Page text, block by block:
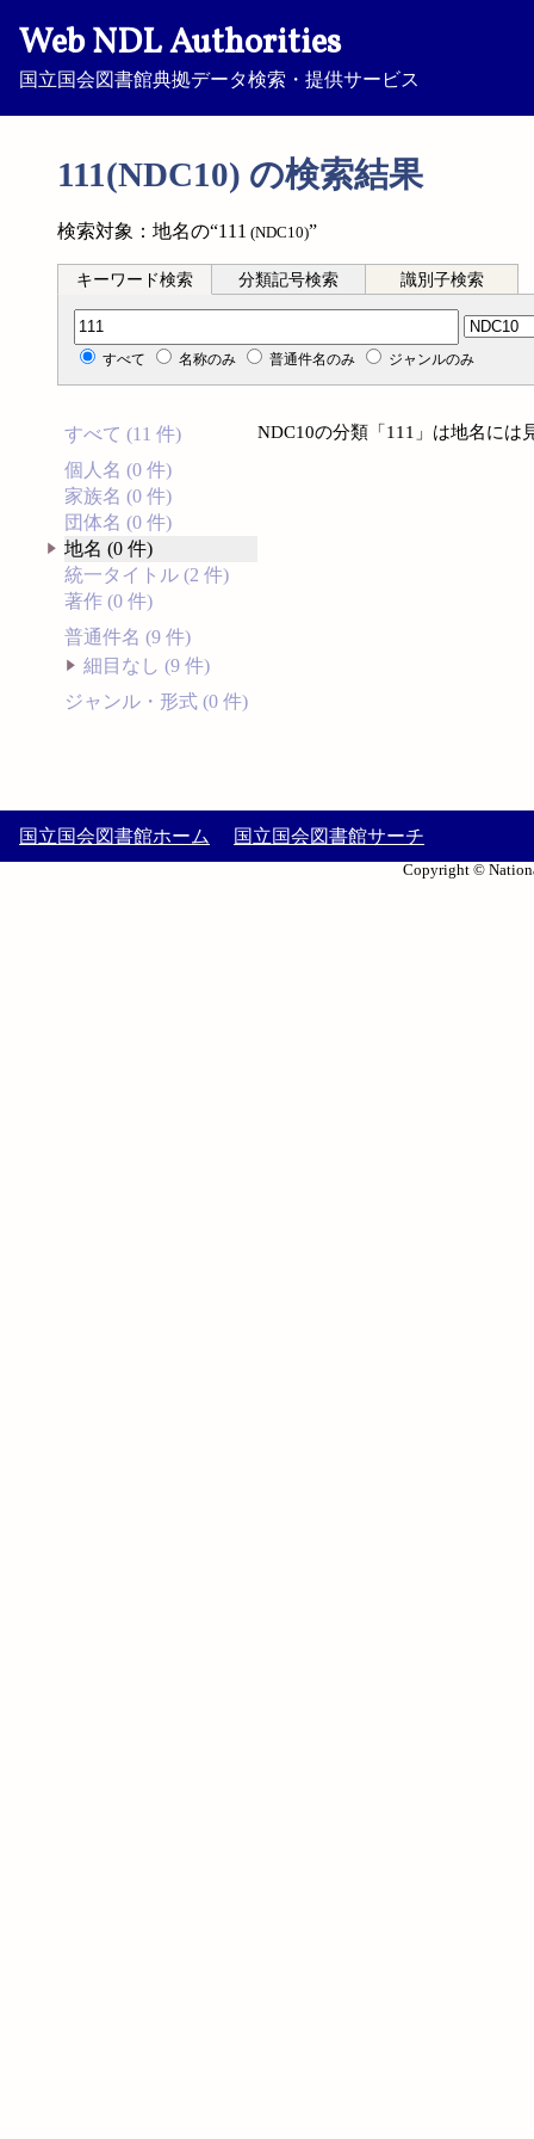
Web NDL Authorities
国立国会図書館典拠データ検索・提供サービス
111(NDC10) の検索結果
検索対象：地名の“111 (NDC10)”
キーワード検索 分類記号検索 識別子検索
分類記号検索
すべて 名称のみ 普通件名のみ ジャンルのみ
すべて (11 件)
個人名 (0 件)
家族名 (0 件)
団体名 (0 件)
地名 (0 件)
統一タイトル (2 件)
著作 (0 件)
普通件名 (9 件)
細目なし (9 件)
ジャンル・形式 (0 件)
NDC10の分類「111」は地名には
国立国会図書館ホーム 国立国会図書館サーチ
Copyright ©